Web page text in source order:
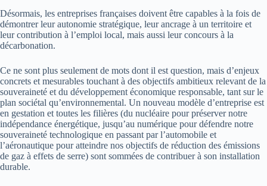
Désormais, les entreprises françaises doivent être capables à la fois de
démontrer leur autonomie stratégique, leur ancrage à un territoire et
leur contribution à l’emploi local, mais aussi leur concours à la
décarbonation.
Ce ne sont plus seulement de mots dont il est question, mais d’enjeux
concrets et mesurables touchant à des objectifs ambitieux relevant de la
souveraineté et du développement économique responsable, tant sur le
plan sociétal qu’environnemental. Un nouveau modèle d’entreprise est
en gestation et toutes les filières (du nucléaire pour préserver notre
indépendance énergétique, jusqu’au numérique pour défendre notre
souveraineté technologique en passant par l’automobile et
l’aéronautique pour atteindre nos objectifs de réduction des émissions
de gaz à effets de serre) sont sommées de contribuer à son installation
durable.